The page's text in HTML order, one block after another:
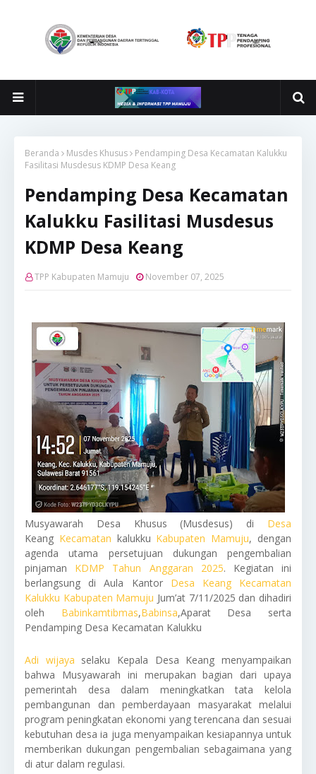
Beranda Musdes Khusus
Pendamping Desa Kecamatan Kalukku
Fasilitasi Musdesus KDMP Desa Keang
Pendamping Desa Kecamatan
Kalukku Fasilitasi Musdesus
KDMP Desa Keang
TPP Kabupaten Mamuju November 07, 2025
Musyawarah Desa Khusus (Musdesus) di Desa
Keang Kecamatan kalukku Kabupaten Mamuju, dengan
agenda utama persetujuan dukungan pengembalian
pinjaman KDMP Tahun Anggaran 2025. Kegiatan ini
berlangsung di Aula Kantor Desa Keang Kecamatan
Kalukku Kabupaten Mamuju Jum’at 7/11/2025 dan dihadiri
oleh Babinkamtibmas,Babinsa,Aparat Desa serta
Pendamping Desa Kecamatan Kalukku
Adi wijaya selaku Kepala Desa Keang menyampaikan
bahwa Musyawarah ini merupakan bagian dari upaya
pemerintah desa dalam meningkatkan tata kelola
pembangunan dan pemberdayaan masyarakat melalui
program peningkatan ekonomi yang terencana dan sesuai
kebutuhan desa ia juga menyampaikan kesiapannya untuk
memberikan dukungan pengembalian sebagaimana yang
di atur dalam regulasi.